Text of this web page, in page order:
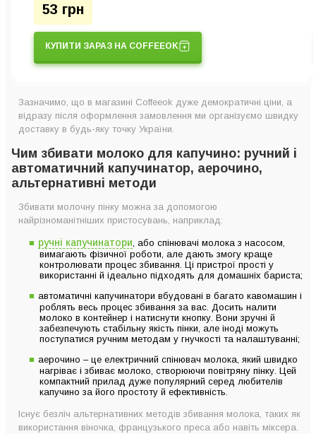
53 грн
КУПИТИ ЗАРАЗ НА COFFEEOK
Зазначимо, що в магазині Coffeeok дуже демократичні ціни, а
відразу після оформлення замовлення ми організуємо швидку
доставку в будь-яку точку України.
Чим збивати молоко для капучино: ручний і
автоматичний капучинатор, аерочино,
альтернативні методи
Збивати молочну пінку можна за допомогою
найрізноманітніших пристосувань, наприклад:
ручні капучинатори , або спінювачі молока з насосом,
вимагають фізичної роботи, але дають змогу краще
контролювати процес збивання. Ці пристрої прості у
використанні й ідеально підходять для домашніх бариста;
автоматичні капучинатори вбудовані в багато кавомашин і
роблять весь процес збивання за вас. Досить налити
молоко в контейнер і натиснути кнопку. Вони зручні й
забезпечують стабільну якість пінки, але іноді можуть
поступатися ручним методам у гнучкості та налаштуванні;
аерочино – це електричний спінювач молока, який швидко
нагріває і збиває молоко, створюючи повітряну пінку. Цей
компактний прилад дуже популярний серед любителів
капучино за його простоту й ефективність.
Існує безліч альтернативних методів збивання молока, таких як
використання віночка, французького преса або навіть міксера.